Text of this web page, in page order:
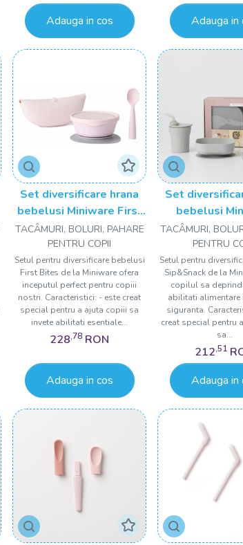
Adauga in cos
Adauga in
Set diversificare hrana
bebelusi Miniware First
Bites Deluxe, 100% din
materiale naturale
biodegradabile, 4 piese,
Cotton candy
TACÂMURI, BOLURI, PAHARE
PENTRU COPII
Setul pentru diversificare bebelusi
First Bites de la Miniware ofera
inceputul perfect pentru copiii
nostri. Caracteristici: - este creat
special pentru a ajuta copiii sa
invete abilitati esentiale...
228,78 RON
Adauga in cos
Set
bebelusi
Sip&Snack,
materiale
Grey
TACÂMURI,
PENTRU
Setul pentru
Sip&Snack de la
copilul sa
abilitati alimentare
siguranta.
creat special pentru
sa...
212,51
Adauga in